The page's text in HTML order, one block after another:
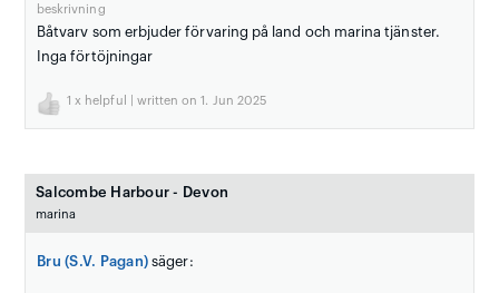
beskrivning
Båtvarv som erbjuder förvaring på land och marina tjänster.
Inga förtöjningar
1 x helpful | written on 1. Jun 2025
Salcombe Harbour - Devon
marina
Bru (S.V. Pagan) säger: